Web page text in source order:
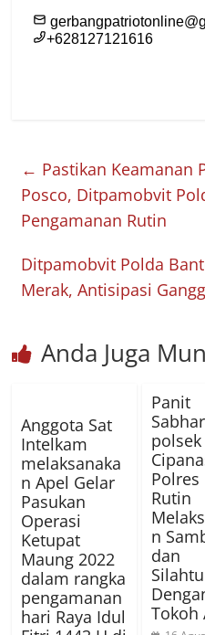
← Pastikan Keamanan
Posco, Ditpamobvit
Pengamanan Rutin
Ditpamobvit Polda
Merak, Antisipasi
Anda Juga
Anggota Sat
Intelkam
melaksanaka
n Apel Gelar
Pasukan
Operasi
Ketupat
Maung 2022
dalam rangka
pengamanan
hari Raya Idul
Panit
polsek
Polres
Rutin
n
dan
Tokoh